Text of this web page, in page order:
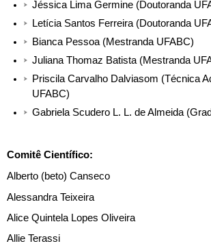
Jéssica Lima Germine (Doutoranda
Letícia Santos Ferreira (Doutoranda
Bianca Pessoa (Mestranda UFABC)
Juliana Thomaz Batista (Mestranda
Priscila Carvalho Dalviasom (Técnica
UFABC)
Gabriela Scudero L. L. de Almeida
Comitê Científico:
Alberto (beto) Canseco
Alessandra Teixeira
Alice Quintela Lopes Oliveira
Allie Terassi